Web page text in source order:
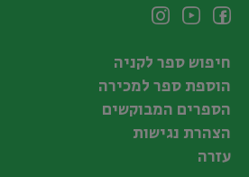
חיפוש ספר לקניה
הוספת ספר למכירה
הספרים המבוקשים
הצהרת נגישות
עזרה